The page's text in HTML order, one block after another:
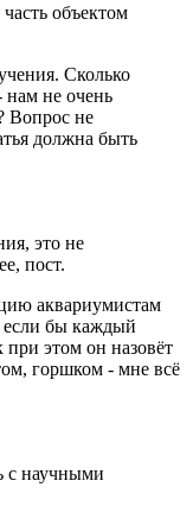
объектом
Сколько
нам не очень
Вопрос не
должна быть
это не
пост.
аквариумистам
если бы каждый
этом он назовёт
горшком - мне всё
с научными